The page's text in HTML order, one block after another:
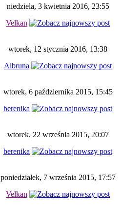
niedziela, 3 kwietnia 2016, 23:55
Velkan
wtorek, 12 stycznia 2016, 13:38
Albruna
wtorek, 6 października 2015, 15:45
berenika
wtorek, 22 września 2015, 20:07
berenika
poniedziałek, 7 września 2015, 17:57
Velkan